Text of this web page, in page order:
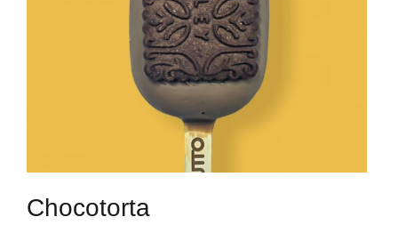
Chocotorta